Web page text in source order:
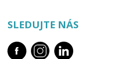
SLEDUJTE NÁS